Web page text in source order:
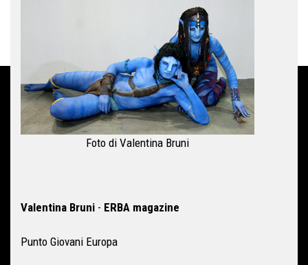
Foto di Valentina Bruni
Valentina Bruni - ERBA magazine
Punto Giovani Europa